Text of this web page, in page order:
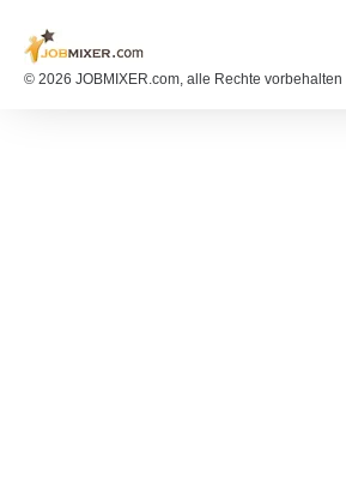
© 2026 JOBMIXER.com, alle Rechte vorbehalten